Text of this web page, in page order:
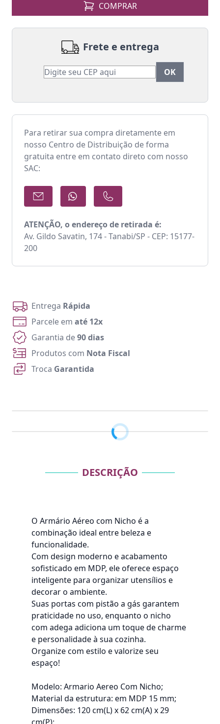
COMPRAR
Frete e entrega
Para retirar sua compra diretamente em
nosso Centro de Distribuição de forma
gratuita entre em contato direto com nosso
SAC:
ATENÇÃO, o endereço de retirada é:
Av. Gildo Savatin, 174 - Tanabi/SP - CEP: 15177-
200
Entrega Rápida
Parcele em até 12x
Garantia de90 dias
Produtos com Nota Fiscal
Troca Garantida
DESCRIÇÃO
O Armário Aéreo com Nicho é a
combinação ideal entre beleza e
funcionalidade.
Com design moderno e acabamento
sofisticado em MDP, ele oferece espaço
inteligente para organizar utensílios e
decorar o ambiente.
Suas portas com pistão a gás garantem
praticidade no uso, enquanto o nicho
com adega adiciona um toque de charme
e personalidade à sua cozinha.
Organize com estilo e valorize seu
espaço!
Modelo: Armario Aereo Com Nicho;
Material da estrutura: em MDP 15 mm;
Dimensões: 120 cm(L) x 62 cm(A) x 29